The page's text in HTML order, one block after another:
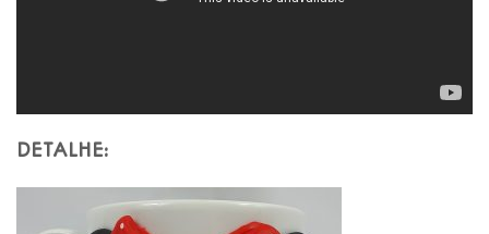
DETALHE: